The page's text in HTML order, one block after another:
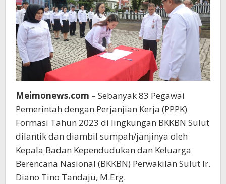
Meimonews.com – Sebanyak 83 Pegawai
Pemerintah dengan Perjanjian Kerja (PPPK)
Formasi Tahun 2023 di lingkungan BKKBN Sulut
dilantik dan diambil sumpah/janjinya oleh
Kepala Badan Kependudukan dan Keluarga
Berencana Nasional (BKKBN) Perwakilan Sulut Ir.
Diano Tino Tandaju, M.Erg.